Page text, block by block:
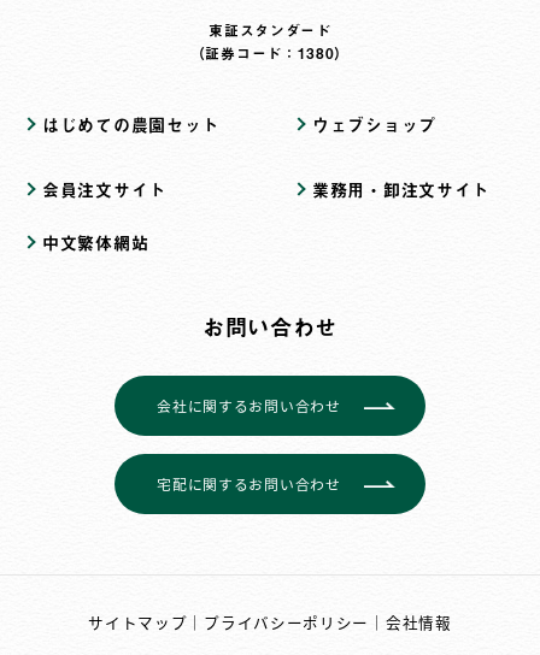
東証スタンダード
（証券コード：1380）
はじめての農園セット ウェブショップ
会員注文サイト 業務用・卸注文サイト
中文繁体網站
お問い合わせ
会社に関するお問い合わせ
宅配に関するお問い合わせ
サイトマップ ｜ プライバシーポリシー ｜ 会社情報